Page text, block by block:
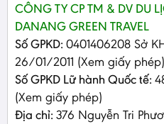
CÔNG TY CP TM & DV DU
DANANG GREEN TRAVEL
Số GPKD: 0401406208 Sở
26/01/2011 (Xem giấy phép)
Số GPKD Lữ hành Quốc tế:
(Xem giấy phép)
Địa chỉ: 376 Nguyễn Tri